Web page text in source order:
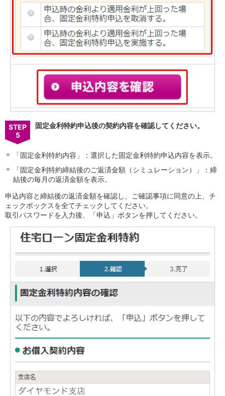
STEP
5
固定金利特約申込後の契約内容を確認してください。
「固定金利特約内容」：選択した固定金利特約申込内容を表示。
「固定金利特約締結後のご返済金額（シミュレーション）」：締
結後の毎月の返済金額を表示。
申込内容と締結後の返済金額を確認し、ご確認事項に同意の上、チ
ェックボックスを全てチェックしてください。
取引パスワードを入力後、「申込」ボタンを押してください。